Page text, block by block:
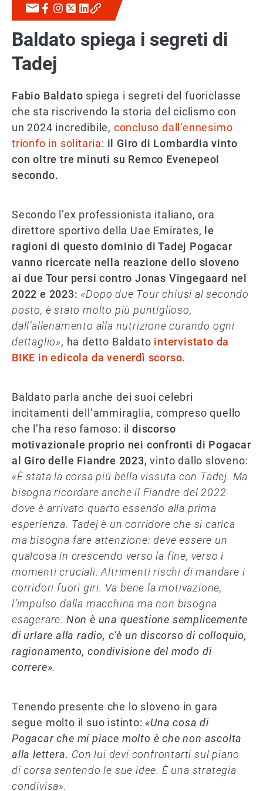
Baldato spiega i segreti di
Tadej
Fabio Baldato spiega i segreti del fuoriclasse
che sta riscrivendo la storia del ciclismo con
un 2024 incredibile, concluso dall’ennesimo
trionfo in solitaria: il Giro di Lombardia vinto
con oltre tre minuti su Remco Evenepeol
secondo.
Secondo l’ex professionista italiano, ora
direttore sportivo della Uae Emirates, le
ragioni di questo dominio di Tadej Pogacar
vanno ricercate nella reazione dello sloveno
ai due Tour persi contro Jonas Vingegaard nel
2022 e 2023: «Dopo due Tour chiusi al secondo
posto, è stato molto più puntiglioso,
dall’allenamento alla nutrizione curando ogni
dettaglio», ha detto Baldato intervistato da
BIKE in edicola da venerdì scorso.
Baldato parla anche dei suoi celebri
incitamenti dell’ammiraglia, compreso quello
che l’ha reso famoso: ildiscorso
motivazionale proprio nei confronti di Pogacar
al Giro delle Fiandre 2023, vinto dallo sloveno:
«È stata la corsa più bella vissuta con Tadej. Ma
bisogna ricordare anche il Fiandre del 2022
dove è arrivato quarto essendo alla prima
esperienza. Tadej è un corridore che si carica
ma bisogna fare attenzione: deve essere un
qualcosa in crescendo verso la fine, verso i
momenti cruciali. Altrimenti rischi di mandare i
corridori fuori giri. Va bene la motivazione,
l’impulso dalla macchina ma non bisogna
esagerare. Non è una questione semplicemente
di urlare alla radio, c’è un discorso di colloquio,
ragionamento, condivisione del modo di
correre».
Tenendo presente che lo sloveno in gara
segue molto il suo istinto: «Una cosa di
Pogacar che mi piace molto è che non ascolta
alla lettera. Con lui devi confrontarti sul piano
di corsa sentendo le sue idee. È una strategia
condivisa».